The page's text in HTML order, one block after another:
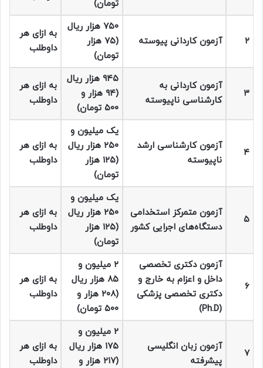
تومان)
۲ آزمون کاردانی پیوسته
۷۵۰ هزار ریال
(۷۵ هزار
تومان)
به ازای هر
داوطلب
۳
آزمون کاردانی به
کارشناسی ناپیوسته
۹۴۵ هزار ریال
(۹۴ هزار و
۵۰۰ تومان)
به ازای هر
داوطلب
۴
آزمون کارشناسی ارشد
ناپیوسته
یک میلیون و
۲۵۰ هزار ریال
(۱۲۵ هزار
تومان)
به ازای هر
داوطلب
۵
آزمون متمرکز استخدامی
دستگاه‌های اجرایی کشور
یک میلیون و
۲۵۰ هزار ریال
(۱۲۵ هزار
تومان)
به ازای هر
داوطلب
۶
آزمون دکتری تخصصی
داخل و اعزام به خارج و
دکتری تخصصی پزشکی
(Ph.D)
۲ میلیون و
۸۵ هزار ریال
(۲۰۸ هزار و
۵۰۰ تومان)
به ازای هر
داوطلب
۷
آزمون زبان انگلیسی
پیشرفته
۲ میلیون و
۱۷۵ هزار ریال
(۲۱۷ هزار و
به ازای هر
داوطلب